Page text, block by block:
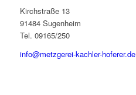
Kirchstraße 13
91484 Sugenheim
Tel. 09165/250
info@metzgerei-kachler-hoferer.de